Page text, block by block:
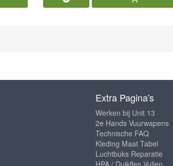
Extra Pagina's
Werken bij Unit 13
2e Hands Vuurwapens
Technische FAQ
Kleding Maat Tabel
Luchtbuks Reparatie